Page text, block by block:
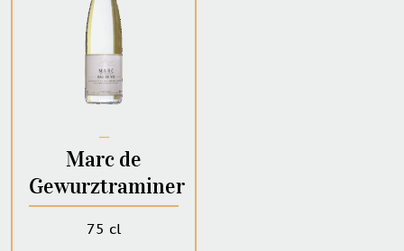
─
Marc de
Gewurztraminer
75 cl